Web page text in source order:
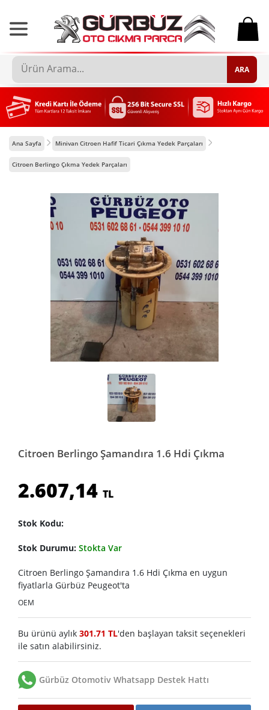
0
ARA
Ana Sayfa Minivan Citroen Hafif Ticari Çıkma Yedek Parçaları
Citroen Berlingo Çıkma Yedek Parçaları
Citroen Berlingo Şamandıra 1.6 Hdi Çıkma
2.607,14 TL
Stok Kodu:
Stok Durumu: Stokta Var
Citroen Berlingo Şamandıra 1.6 Hdi Çıkma en uygun
fiyatlarla Gürbüz Peugeot'ta
OEM
Bu ürünü aylık 301.71 TL'den başlayan taksit seçenekleri
ile satın alabilirsiniz.
Gürbüz Otomotiv Whatsapp Destek Hattı